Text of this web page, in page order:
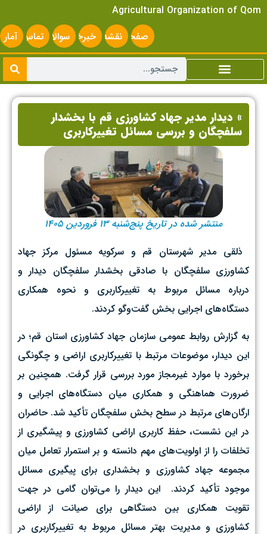
Agricultural Organization of Qom
صفحه
اصلی
نقشه
سایت
خبرخوانسوالات
متداول
تماس
با ما
آمار
» دیدار مدیر جهاد کشاورزی قم با بخشدار
سلفچگان و بررسی مسائل تغییرکاربری
منتشر شده در تاریخ پنج‌شنبه ۱۳ فروردین ۱۴۰۵
‌ ذلقی مدیر شهرستان قم و سرکویه مسئول مرکز جهاد
کشاورزی سلفچگان با صادقی بخشدار سلفچگان دیدار و
درباره مسائل مربوط به تغییرکاربری و نحوه همکاری
دستگاه‌های اجرایی بخش گفت‌وگو کردند.
به گزارش روابط عمومی سازمان جهاد کشاورزی استان قم؛ در
این دیدار، موضوعات مرتبط با تغییرکاربری اراضی و چگونگی
برخورد با موارد غیرمجاز مورد بررسی قرار گرفت. همچنین بر
ضرورت هماهنگی و همکاری میان دستگاه‌های اجرایی و
ارگان‌های مرتبط در سطح بخش سلفچگان تأکید شد. حاضران
در این نشست، حفظ کاربری اراضی کشاورزی و پیشگیری از
تخلفات را از اولویت‌های مهم دانسته و بر استمرار تعامل میان
مجموعه جهاد کشاورزی و بخشداری برای پیگیری مسائل
موجود تأکید کردند. ‌ این دیدار را می‌توان گامی در جهت
تقویت همکاری بین دستگاهی برای صیانت از اراضی
کشاورزی و مدیریت بهتر مسائل مربوط به تغییرکاربری در